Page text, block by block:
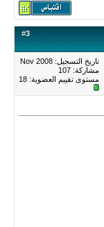
#3
تاريخ التسجيل: Nov 2008
مشاركة: 107
مستوى تقييم العضوية: 18